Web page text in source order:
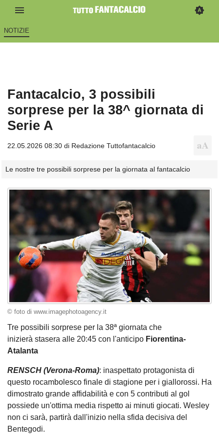
NOTIZIE
Fantacalcio, 3 possibili
sorprese per la 38^ giornata di
Serie A
22.05.2026 08:30 di Redazione Tuttofantacalcio
Le nostre tre possibili sorprese per la giornata al fantacalcio
© foto di www.imagephotoagency.it
Tre possibili sorprese per la 38ª giornata che
inizierà stasera alle 20:45 con l'anticipo Fiorentina-
Atalanta
RENSCH (Verona-Roma): inaspettato protagonista di
questo rocambolesco finale di stagione per i giallorossi. Ha
dimostrato grande affidabilità e con 5 contributi al gol
possiede un'ottima media rispetto ai minuti giocati. Wesley
non ci sarà, partirà dall'inizio nella sfida decisiva del
Bentegodi.